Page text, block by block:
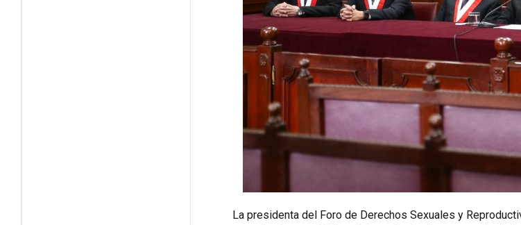
La presidenta del Foro de Derechos Sexuales y